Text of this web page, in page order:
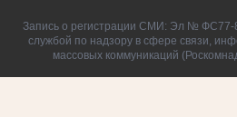
Запись о регистрации СМИ: Эл № ФС77-
службой по надзору в сфере связи,
массовых коммуникаций